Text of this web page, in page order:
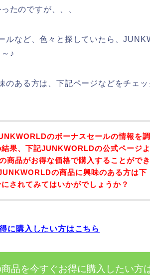
たのですが、、、
ルなど、色々と探していたら、
♪
のある方は、下記ページなどをチェ
のボーナスセールの情報を調
果、下記JUNKWORLDの公式ページよ
商品がお得な価格で購入することができ
の商品に興味のある方は下
されてみてはいかがでしょうか？
に購入したい方はこちら
品を今すぐお得に購入したい方